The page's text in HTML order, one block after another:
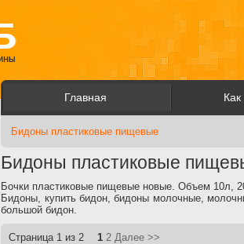
Главная
Бидоны пластиковые пищевые
Бидоны пластиковые
Бочки пластиковые пищевые новые. Объем 10л,
Бидоны, купить бидон, бидоны молочные,
большой бидон.
Страница 1 из 2 1 2 Далее >>